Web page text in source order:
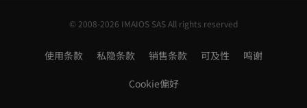
© 2008-2026 IMAIOS SAS All rights reserved
使用条款 私隐条款 销售条款 可及性 鸣谢
Cookie偏好